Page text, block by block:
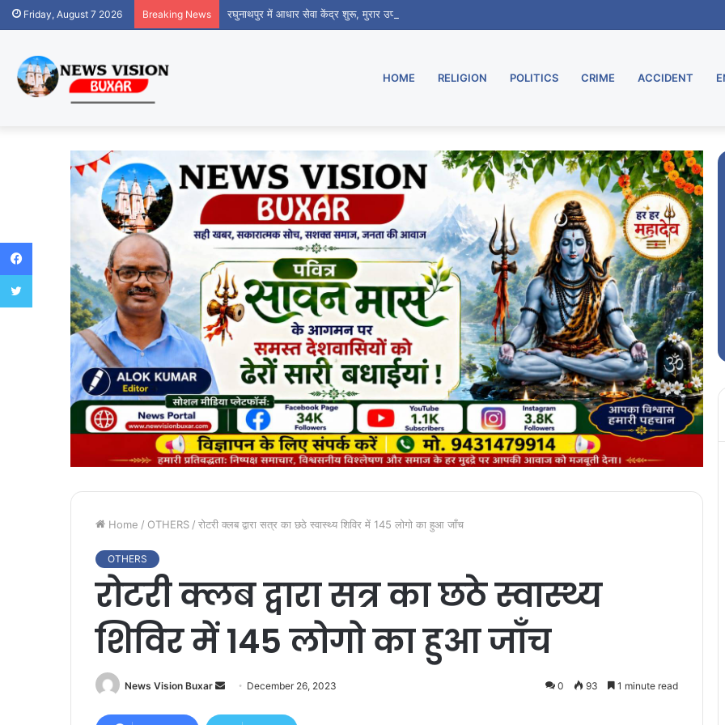
Friday, August 7 2026 Breaking News रघुनाथपुर में आधार सेवा केंद्र शुरू, मुरार उपडाकघर नए भवन में हुआ स्थानांतरित
HOME RELIGION POLITICS CRIME ACCIDENT
Home / OTHERS / रोटरी क्लब द्वारा सत्र का छठे स्वास्थ्य शिविर में 145 लोगो का हुआ जाँच
OTHERS
रोटरी क्लब द्वारा सत्र का छठे स्वास्थ्य
शिविर में 145 लोगो का हुआ जाँच
News Vision Buxar December 26, 2023 0 93 1 minute read
Facebook